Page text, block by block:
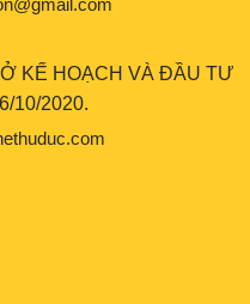
KẾ HOẠCH VÀ ĐẦU TƯ
10/2020.